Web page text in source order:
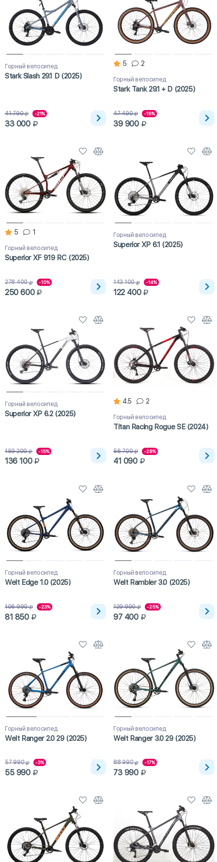
Горный велосипед
Stark Slash 29.1 D (2025)
41 790 -21%
33 000
5 2
Горный велосипед
Stark Tank 29.1 + D (2025)
47 490 -16%
39 900
5 1
Горный велосипед
Superior XF 919 RC (2025)
278 400 -10%
250 600
Горный велосипед
Superior XP 6.1 (2025)
143 100 -14%
122 400
Горный велосипед
Superior XP 6.2 (2025)
159 200 -15%
136 100
4.5 2
Горный велосипед
Titan Racing Rogue SE (2024)
56 700 -28%
41 090
Горный велосипед
Welt Edge 1.0 (2025)
106 990 -23%
81 850
Горный велосипед
Welt Rambler 3.0 (2025)
129 990 -25%
97 400
Горный велосипед
Welt Ranger 2.0 29 (2025)
57 990 -3%
55 990
Горный велосипед
Welt Ranger 3.0 29 (2025)
88 990 -17%
73 990